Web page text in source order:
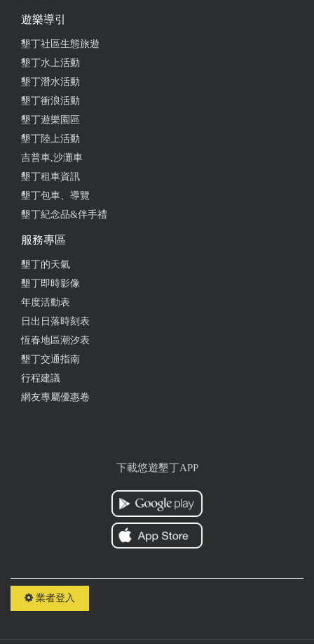
遊樂導引
墾丁社區生態旅遊
墾丁水上活動
墾丁潛水活動
墾丁衝浪活動
墾丁遊樂園區
墾丁陸上活動
吉普車,沙灘車
墾丁租車資訊
墾丁包車、導覽
墾丁紀念品&伴手禮
服務專區
墾丁的天氣
墾丁即時影像
年度活動表
日出日落時刻表
恆春地區潮汐表
墾丁交通指南
行程建議
網友專屬優惠卷
下載悠遊墾丁APP
業者登入